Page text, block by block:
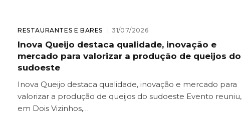
RESTAURANTES E BARES 31/07/2026
Inova Queijo destaca qualidade, inovação e
mercado para valorizar a produção de queijos do
sudoeste
Inova Queijo destaca qualidade, inovação e mercado para
valorizar a produção de queijos do sudoeste Evento reuniu,
em Dois Vizinhos,…